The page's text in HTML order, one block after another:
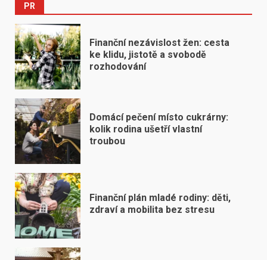
PR
Finanční nezávislost žen: cesta
ke klidu, jistotě a svobodě
rozhodování
Domácí pečení místo cukrárny:
kolik rodina ušetří vlastní
troubou
Finanční plán mladé rodiny: děti,
zdraví a mobilita bez stresu